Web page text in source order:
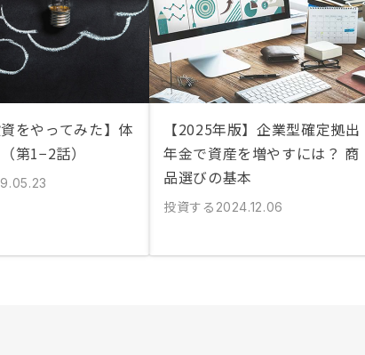
資をやってみた】体
第1−2話）
【2025年版】企業型確定拠出
年金で資産を増やすには？ 商
品選びの基本
投資する 2024.12.06